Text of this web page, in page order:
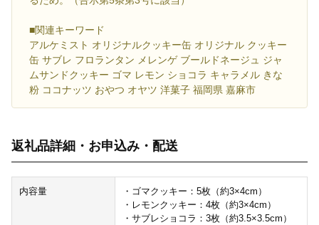
■関連キーワード
アルケミスト オリジナルクッキー缶 オリジナル クッキー
缶 サブレ フロランタン メレンゲ ブールドネージュ ジャ
ムサンドクッキー ゴマ レモン ショコラ キャラメル きな
粉 ココナッツ おやつ オヤツ 洋菓子 福岡県 嘉麻市
返礼品詳細・お申込み・配送
内容量
・ゴマクッキー：5枚（約3×4cm）
・レモンクッキー：4枚（約3×4cm）
・サブレショコラ：3枚（約3.5×3.5cm）